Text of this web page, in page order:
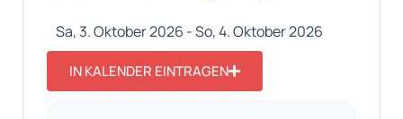
Sa, 3. Oktober 2026 - So, 4. Oktober 2026
IN KALENDER EINTRAGEN